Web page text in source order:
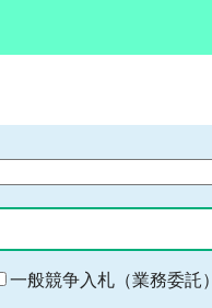
一般競争入札（業務委託）